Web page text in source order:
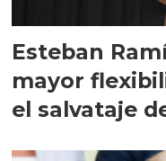
Esteban
mayor
el salvataje